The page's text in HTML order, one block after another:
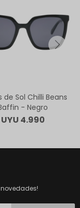
de Sol Chilli Beans
- Negro
UYU 4.990